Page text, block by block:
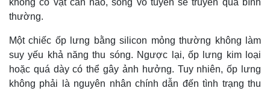
không có vật cản nào, sóng vô tuyến sẽ truyền qua bình
thường.
Một chiếc ốp lưng bằng silicon mỏng thường không làm
suy yếu khả năng thu sóng. Ngược lại, ốp lưng kim loại
hoặc quá dày có thể gây ảnh hưởng. Tuy nhiên, ốp lưng
không phải là nguyên nhân chính dẫn đến tình trạng thu